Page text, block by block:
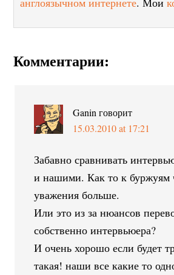
Комментарии:
Ganin говорит
15.03.2010 at 17:21
Забавно сравнивать
и нашими. Как то к буржуям
уважения больше.
Или это из за нюансов
собственно интервьюера?
И очень хорошо если будет
такая! наши все какие то